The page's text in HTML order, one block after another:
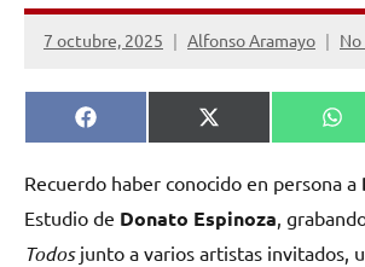
7 octubre, 2025 Alfonso Aramayo
Compartir
en
Facebook
Compartir
en
X
(Twitter)
en
Recuerdo haber conocido en persona a
Estudio de Donato Espinoza ,
Todosjunto a varios artistas invitados,